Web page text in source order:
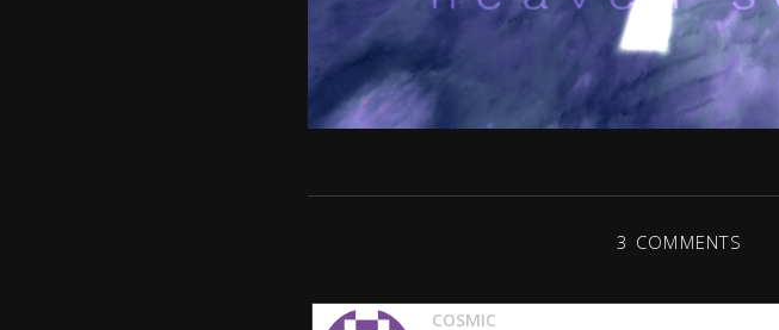
3 COMMENTS
COSMIC